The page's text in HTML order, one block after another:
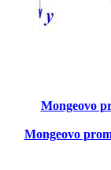
Mongeovo
Mongeovo